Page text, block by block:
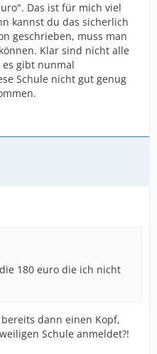
Das ist für mich viel
kannst du das sicherlich
geschrieben, muss man
Klar sind nicht alle
gibt nunmal
Schule nicht gut genug
180 euro die ich nicht
dann einen Kopf,
Schule anmeldet?!